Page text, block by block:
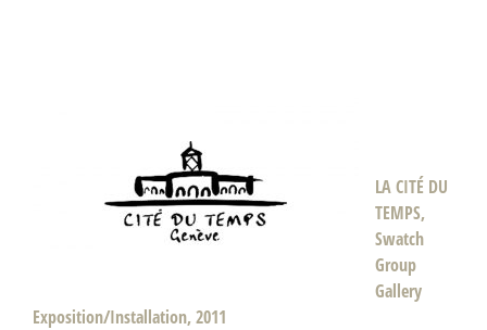
LA CITÉ DU
TEMPS,
Swatch
Group
Gallery
Exposition/Installation, 2011